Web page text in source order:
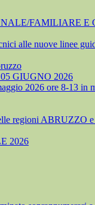
FAMILIARE E
alle nuove linee
GIUGNO 2026
2026 ore 8-13 in
regioni ABRUZZO
2026